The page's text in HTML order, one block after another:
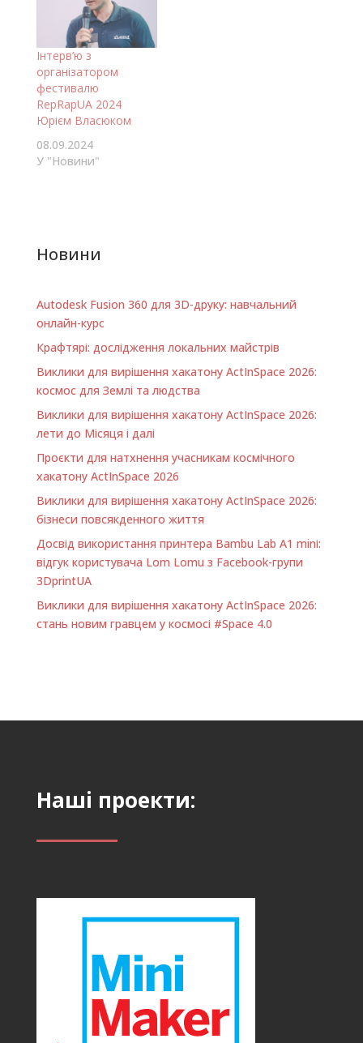
Інтерв’ю з
організатором
фестивалю
RepRapUA 2024
Юрієм Власюком
08.09.2024
У "Новини"
Новини
Autodesk Fusion 360 для 3D-друку: навчальний
онлайн-курс
Крафтярі: дослідження локальних майстрів
Виклики для вирішення хакатону ActInSpace 2026:
космос для Землі та людства
Виклики для вирішення хакатону ActInSpace 2026:
лети до Місяця і далі
Проєкти для натхнення учасникам космічного
хакатону ActInSpace 2026
Виклики для вирішення хакатону ActInSpace 2026:
бізнеси повсякденного життя
Досвід використання принтера Bambu Lab A1 minі:
відгук користувача Lom Lomu з Facebook-групи
3DprintUA
Виклики для вирішення хакатону ActInSpace 2026:
стань новим гравцем у космосі #Space 4.0
Наші проекти: